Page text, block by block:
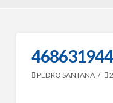
PEDRO SANTANA